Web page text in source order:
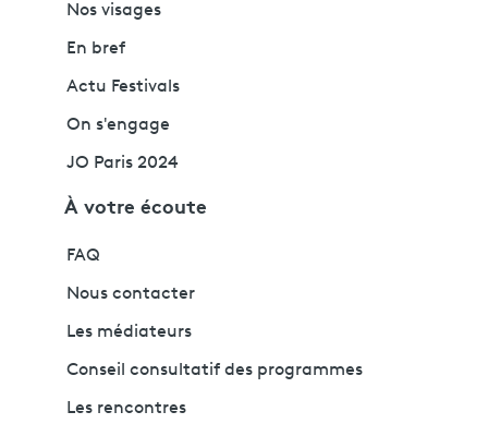
Nos visages
En bref
Actu Festivals
On s'engage
JO Paris 2024
À votre écoute
FAQ
Nous contacter
Les médiateurs
Conseil consultatif des programmes
Les rencontres